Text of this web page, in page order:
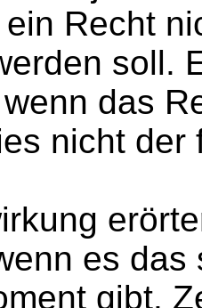
Recht
soll.
das
nicht
es
gibt.